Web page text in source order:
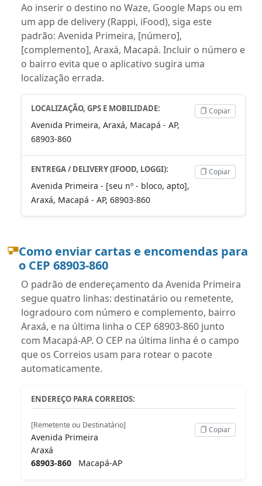
Ao inserir o destino no Waze, Google Maps ou em
um app de delivery (Rappi, iFood), siga este
padrão: Avenida Primeira, [número],
[complemento], Araxá, Macapá. Incluir o número e
o bairro evita que o aplicativo sugira uma
localização errada.
LOCALIZAÇÃO, GPS E MOBILIDADE:
Avenida Primeira, Araxá, Macapá - AP,
68903-860
Copiar
ENTREGA / DELIVERY (IFOOD, LOGGI):
Avenida Primeira - [seu nº - bloco, apto],
Araxá, Macapá - AP, 68903-860
Copiar
Como enviar cartas e encomendas para
o CEP 68903-860
O padrão de endereçamento da Avenida Primeira
segue quatro linhas: destinatário ou remetente,
logradouro com número e complemento, bairro
Araxá, e na última linha o CEP 68903-860 junto
com Macapá-AP. O CEP na última linha é o campo
que os Correios usam para rotear o pacote
automaticamente.
ENDEREÇO PARA CORREIOS:
[Remetente ou Destinatário]
Avenida Primeira
Araxá
68903-860 Macapá-AP
Copiar